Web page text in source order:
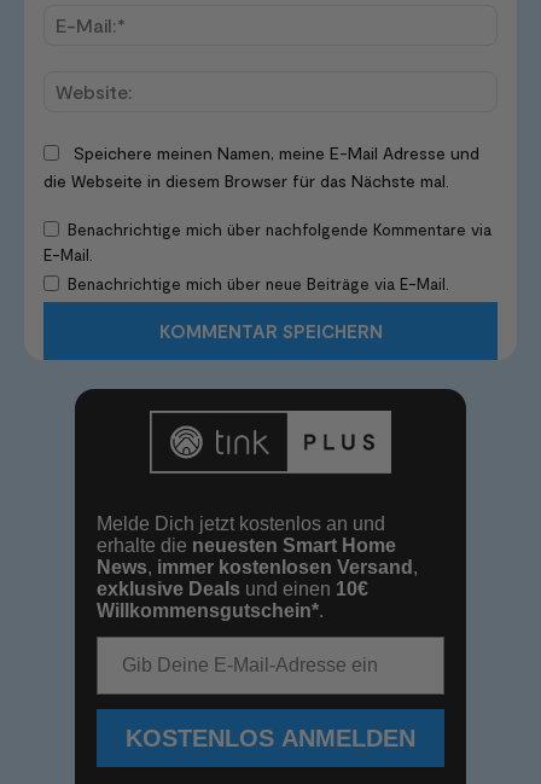
Speichere meinen Namen, meine E-Mail Adresse und
die Webseite in diesem Browser für das Nächste mal.
Benachrichtige mich über nachfolgende Kommentare via
E-Mail.
Benachrichtige mich über neue Beiträge via E-Mail.
Melde Dich jetzt kostenlos an und
erhalte die neuesten Smart Home
News, immer kostenlosen Versand ,
exklusive Deals und einen 10€
Willkommensgutschein*.
KOSTENLOS ANMELDEN